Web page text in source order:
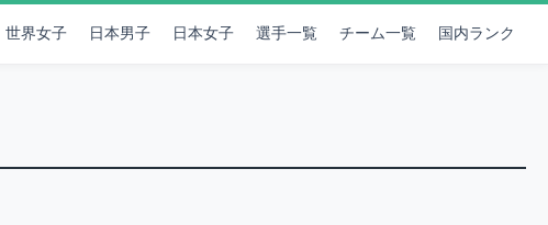
世界女子 日本男子 日本女子 選手一覧 チーム一覧 国内ランク